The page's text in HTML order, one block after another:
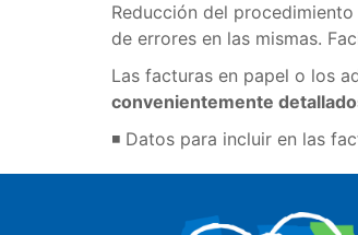
Reducción del
de errores en las mismas.
Las facturas en papel o los
convenientemente
◾ Datos para incluir en las